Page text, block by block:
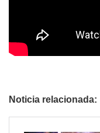
Noticia relacionada: